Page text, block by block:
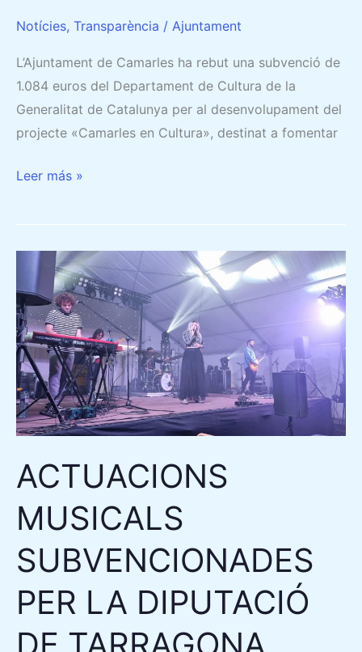
Notícies, Transparència / Ajuntament
L’Ajuntament de Camarles ha rebut una subvenció de
1.084 euros del Departament de Cultura de la
Generalitat de Catalunya per al desenvolupament del
projecte «Camarles en Cultura», destinat a fomentar
Leer más »
ACTUACIONS
MUSICALS
SUBVENCIONADES
PER LA DIPUTACIÓ
ACTUACIONS
MUSICALS
SUBVENCIONADES
PER
LA
DIPUTACIÓ
DE
TARRAGONA